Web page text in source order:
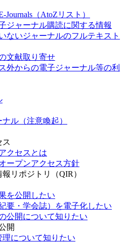
Journals（AtoZリスト）
ジャーナル購読に関する情報
ないジャーナルのフルテキスト
文献取り寄せ
外からの電子ジャーナル等の利
ル（注意喚起）
ス
クセスとは
ープンアクセス方針
リポジトリ（QIR）
を公開したい
要・学会誌）を電子化したい
公開について知りたい
開
について知りたい